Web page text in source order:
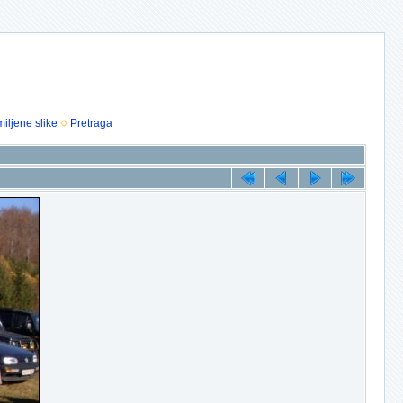
slike Pretraga